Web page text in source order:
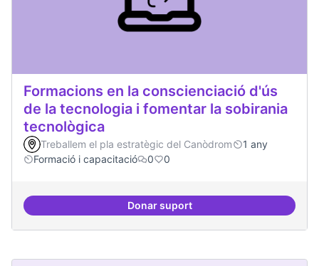
Formacions en la conscienciació d'ús
de la tecnologia i fomentar la sobirania
tecnològica
Treballem el pla estratègic del Canòdrom
1 any
Formació i capacitació
0 0
Donar suportFormacions en la